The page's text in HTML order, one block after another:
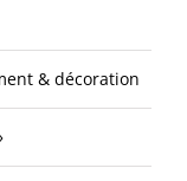
& décoration